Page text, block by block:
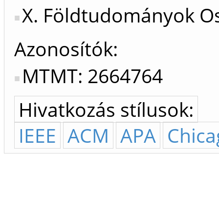
X. Földtudományok
Azonosítók
MTMT: 2664764
Hivatkozás stílusok:
IEEE ACM APA